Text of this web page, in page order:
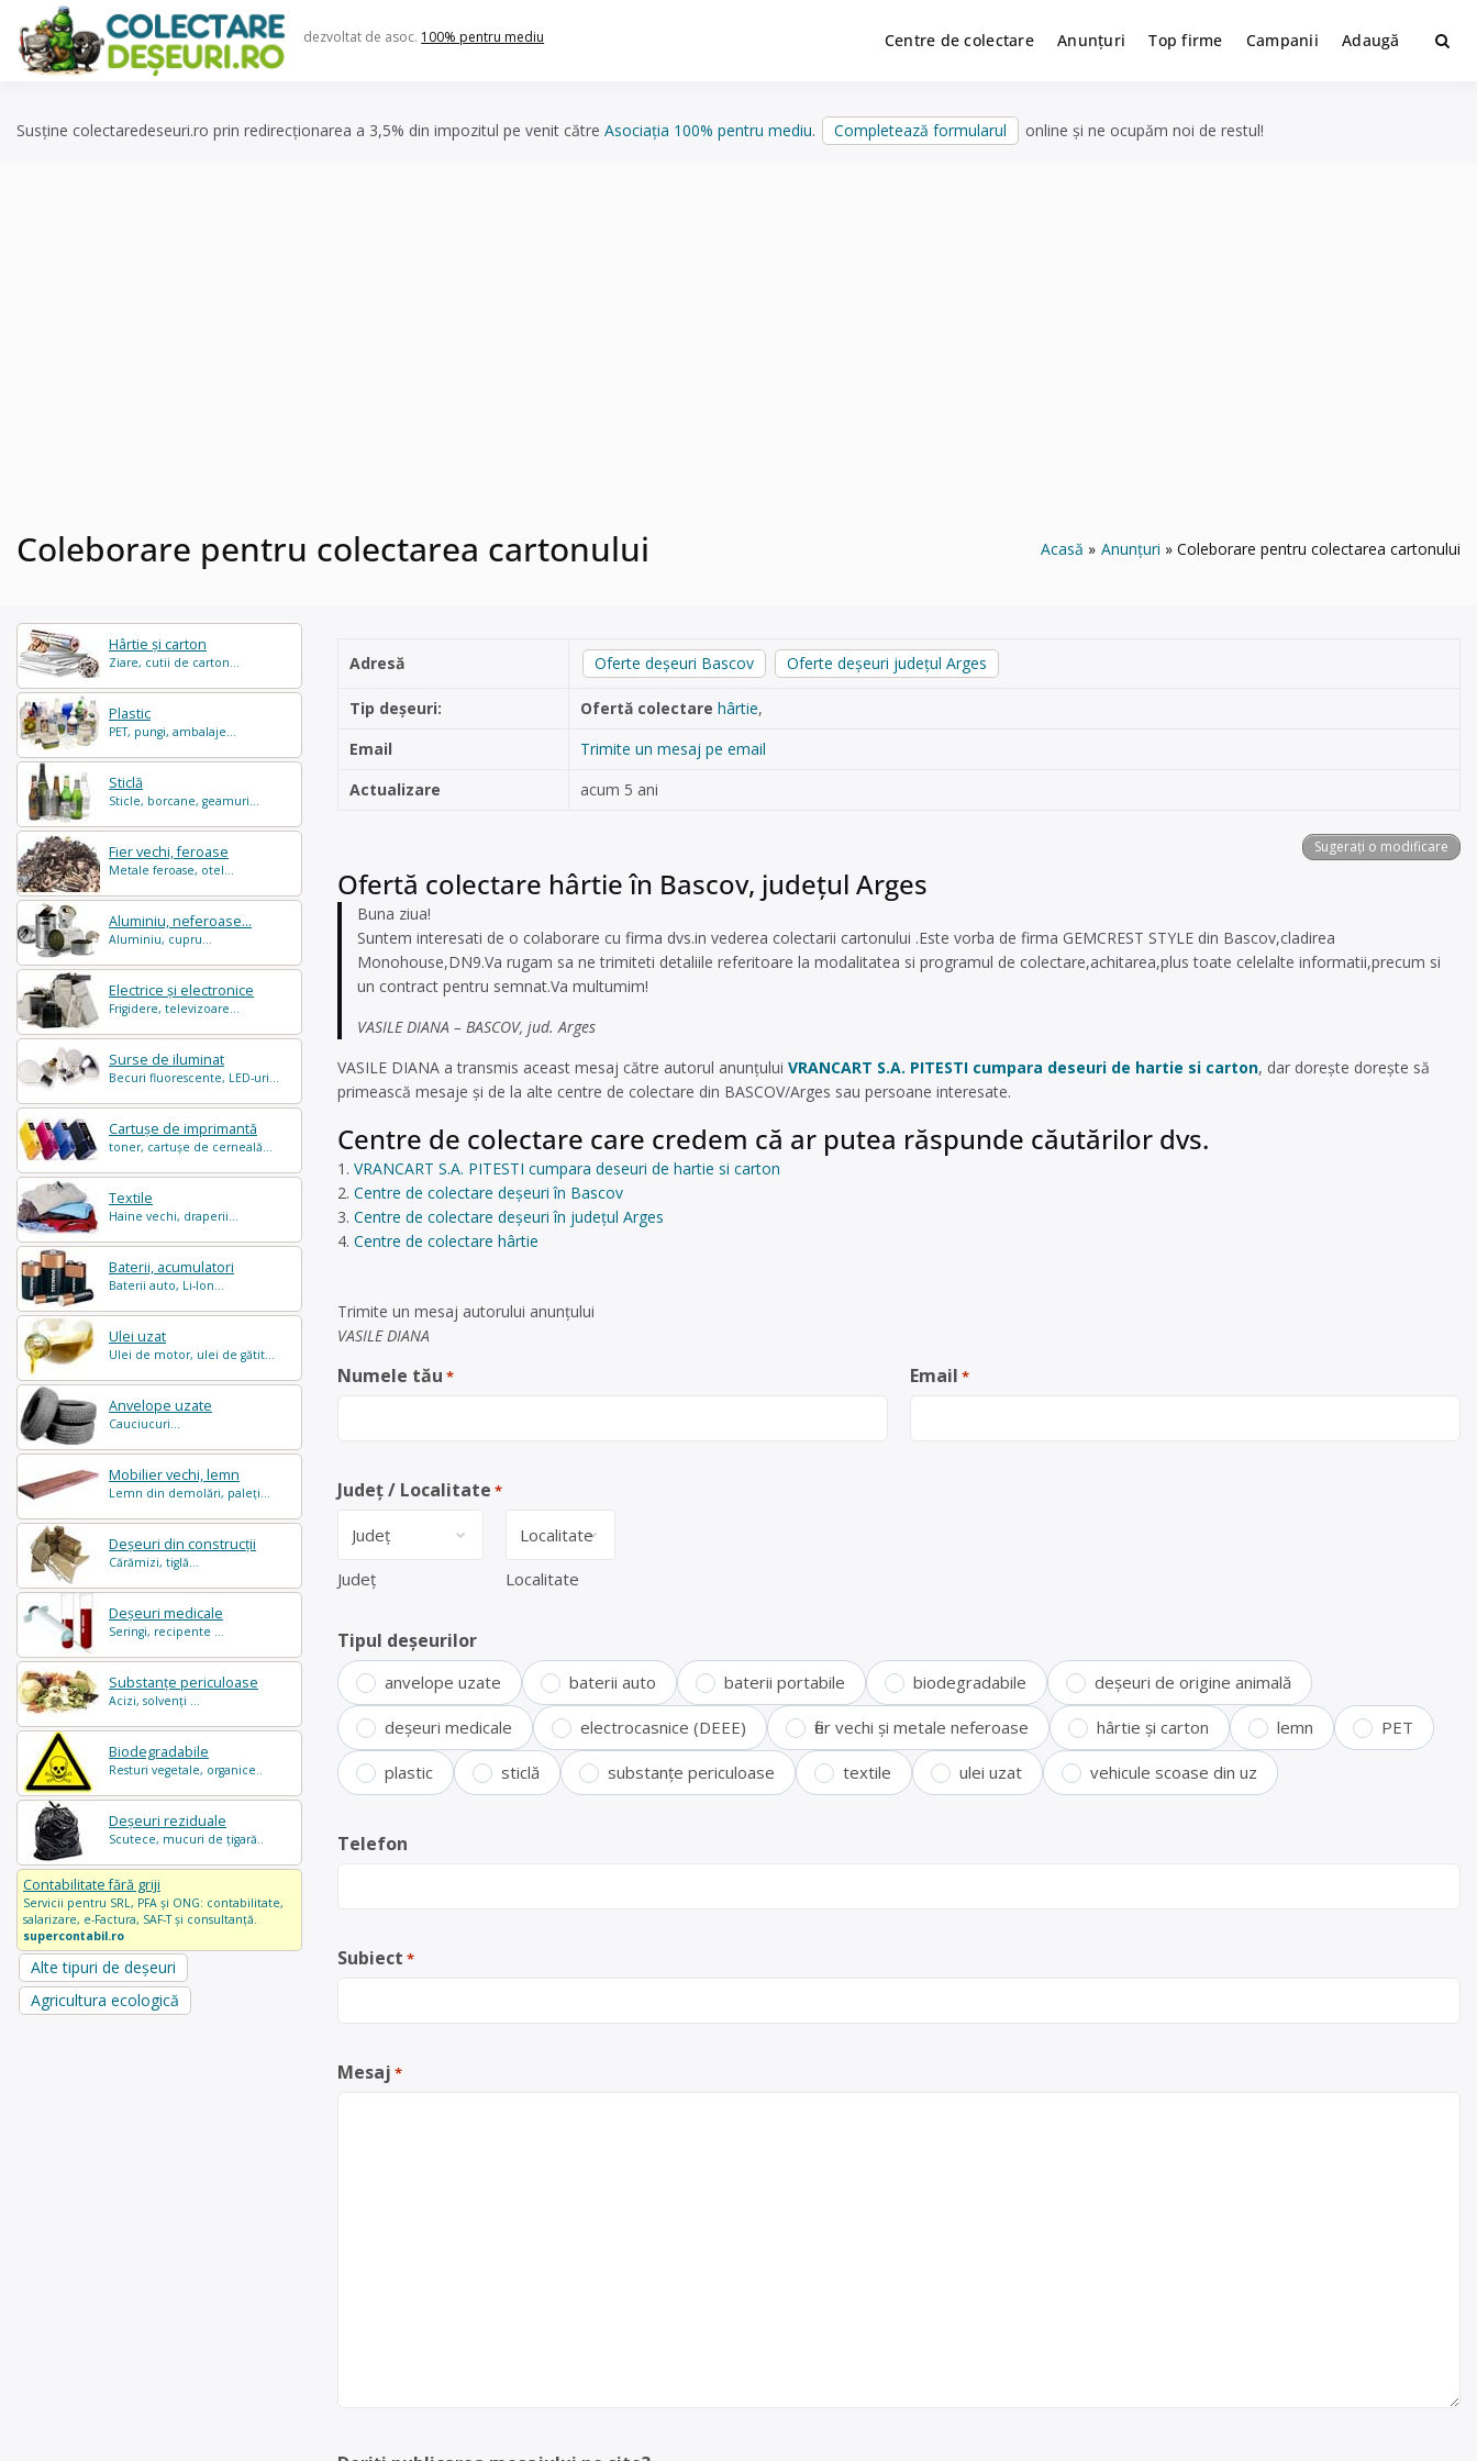
content
dezvoltat de asoc. 100% pentru mediu Centre de colectare Anunțuri Top firme Campanii Adaugă
Susține colectaredeseuri.ro prin redirecționarea a 3,5% din impozitul pe venit către Asociația 100% pentru mediu. Completează formularul online și ne ocupăm noi de restul!
Coleborare pentru colectarea cartonului Acasă Anunțuri Coleborare pentru colectarea cartonului
Hârtie și carton
Ziare, cutii de carton...
Plastic
PET, pungi, ambalaje...
Sticlă
Sticle, borcane, geamuri...
Fier vechi, feroase
Metale feroase, otel...
Aluminiu, neferoase...
Aluminiu, cupru...
Electrice și electronice
Frigidere, televizoare...
Surse de iluminat
Becuri fluorescente, LED-uri...
Cartușe de imprimantă
toner, cartușe de cerneală...
Textile
Haine vechi, draperii...
Baterii, acumulatori
Baterii auto, Li-Ion...
Ulei uzat
Ulei de motor, ulei de gătit...
Anvelope uzate
Cauciucuri...
Mobilier vechi, lemn
Lemn din demolări, paleți...
Deșeuri din construcții
Cărămizi, tiglă...
Deșeuri medicale
Seringi, recipente ...
Substanțe periculoase
Acizi, solvenți ...
Biodegradabile
Resturi vegetale, organice..
Deșeuri reziduale
Scutece, mucuri de țigară..
Contabilitate fără griji
Servicii pentru SRL, PFA și ONG: contabilitate,
salarizare, e-Factura, SAF-T și consultanță.
supercontabil.ro
Alte tipuri de deșeuri
Agricultura ecologică
Adresă Oferte deșeuri Bascov Oferte deșeuri județul Arges
Tip deșeuri: Ofertă colectare hârtie,
Email
Trimite un mesaj pe email
Actualizare
acum 5 ani
Sugerați o modificare
Ofertă colectare hârtie în Bascov, județul Arges
Buna ziua!
Suntem interesati de o colaborare cu firma dvs.in vederea colectarii cartonului .Este vorba de firma GEMCREST STYLE din Bascov,cladirea
Monohouse,DN9.Va rugam sa ne trimiteti detaliile referitoare la modalitatea si programul de colectare,achitarea,plus toate celelalte informatii,precum si
un contract pentru semnat.Va multumim!
VASILE DIANA – BASCOV, jud. Arges
VASILE DIANA a transmis aceast mesaj către autorul anunțului VRANCART S.A. PITESTI cumpara deseuri de hartie si carton, dar dorește dorește să
primească mesaje și de la alte centre de colectare din BASCOV/Arges sau persoane interesate.
Centre de colectare care credem că ar putea răspunde căutărilor dvs.
VRANCART S.A. PITESTI cumpara deseuri de hartie si carton
Centre de colectare deșeuri în Bascov
Centre de colectare deșeuri în județul Arges
Centre de colectare hârtie
Trimite un mesaj autorului anunţului
VASILE DIANA
Numele tău * Email *
Județ / Localitate *
Județ Localitate
Tipul deșeurilor
anvelope uzate baterii auto baterii portabile biodegradabile deșeuri de origine animală
deșeuri medicale electrocasnice (DEEE) fier vechi și metale neferoase hârtie și carton lemn PET
plastic sticlă substanțe periculoase textile ulei uzat vehicule scoase din uz
Telefon
Subiect *
Mesaj *